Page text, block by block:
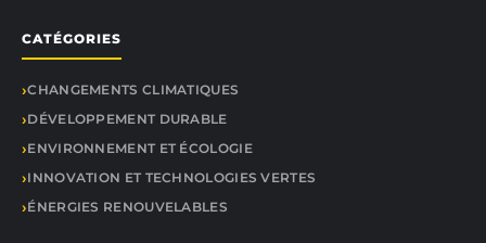
CATÉGORIES
CHANGEMENTS CLIMATIQUES
DÉVELOPPEMENT DURABLE
ENVIRONNEMENT ET ÉCOLOGIE
INNOVATION ET TECHNOLOGIES VERTES
ÉNERGIES RENOUVELABLES